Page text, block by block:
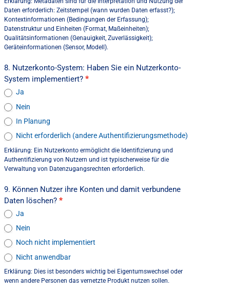
Daten erforderlich: Zeitstempel (wann wurden Daten erfasst?);
Kontextinformationen (Bedingungen der Erfassung);
Datenstruktur und Einheiten (Format, Maßeinheiten);
Qualitätsinformationen (Genauigkeit, Zuverlässigkeit);
Geräteinformationen (Sensor, Modell).
8. Nutzerkonto-System: Haben Sie ein Nutzerkonto-
System implementiert? *
Ja
Nein
In Planung
Nicht erforderlich (andere Authentifizierungsmethode)
Erklärung: Ein Nutzerkonto ermöglicht die Identifizierung und
Authentifizierung von Nutzern und ist typischerweise für die
Verwaltung von Datenzugangsrechten erforderlich.
9. Können Nutzer ihre Konten und damit verbundene
Daten löschen? *
Ja
Nein
Noch nicht implementiert
Nicht anwendbar
Erklärung: Dies ist besonders wichtig bei Eigentumswechsel oder
wenn andere Personen das vernetzte Produkt nutzen sollen.